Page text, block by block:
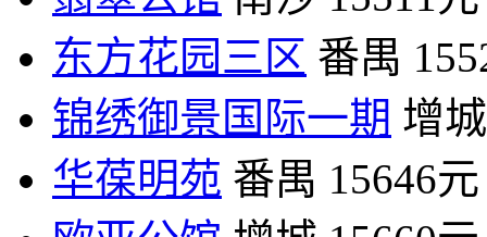
东方花园三区 番禺
锦绣御景国际一期 增城
华葆明苑 番禺 15646元